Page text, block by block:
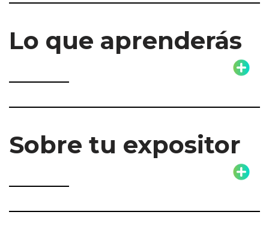
Lo que aprenderás
Sobre tu expositor